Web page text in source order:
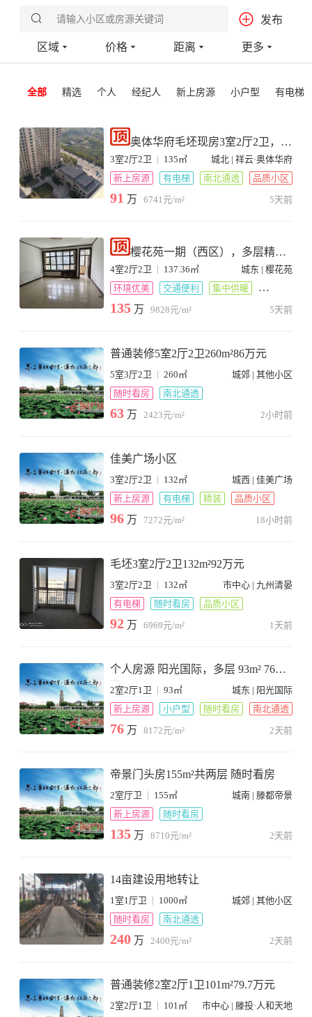
请输入小区或房源关键词 发布
区域 价格 距离 更多
城郊
高铁新区
200万-300万
300万以上
3000米内
5000米内
确定
全部 精选 个人 经纪人 新上房源 小户型 有电梯
奥体华府毛坯现房3室2厅2卫，即
买即装
3室2厅2卫 | 135㎡
城北 | 祥云·奥体华府
新上房源
有电梯 南北通透 品质小区
91 万 6741元/m² 5天前
樱花苑一期（西区），多层精装
修房源4室2厅2卫
4室2厅2卫 | 137.36㎡
城东 | 樱花苑
环境优美
交通便利 集中供暖 家电齐全
135 万 9828元/m² 5天前
普通装修5室2厅2卫260m²86万元
5室3厅2卫 | 260㎡
城郊 | 其他小区
随时看房
南北通透
63 万 2423元/m² 2小时前
佳美广场小区
3室2厅2卫 | 132㎡
城西 | 佳美广场
新上房源
有电梯 精装 品质小区
96 万 7272元/m² 18小时前
毛坯3室2厅2卫132m²92万元
3室2厅2卫 | 132㎡
市中心 | 九州清晏
有电梯
随时看房 品质小区
92 万 6969元/m² 1天前
个人房源 阳光国际，多层 93m² 76万
元
2室2厅1卫 | 93㎡
城东 | 阳光国际
新上房源
小户型 随时看房 南北通透
76 万 8172元/m² 2天前
帝景门头房155m²共两层 随时看房
2室厅卫 | 155㎡
城南 | 滕都帝景
新上房源
随时看房
135 万 8710元/m² 2天前
14亩建设用地转让
1室1厅卫 | 1000㎡
城郊 | 其他小区
随时看房
南北通透
240 万 2400元/m² 2天前
普通装修2室2厅1卫101m²79.7万元
2室2厅1卫 | 101㎡
市中心 | 滕投·人和天地